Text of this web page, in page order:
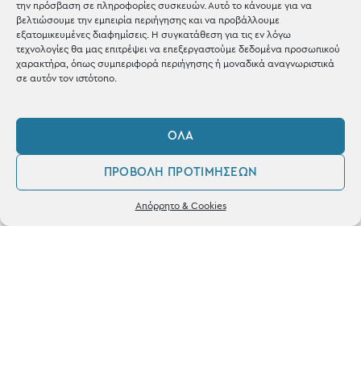
την πρόσβαση σε πληροφορίες συσκευών. Αυτό το κάνουμε για να
βελτιώσουμε την εμπειρία περιήγησης και να προβάλλουμε
εξατομικευμένες διαφημίσεις. Η συγκατάθεση για τις εν λόγω
τεχνολογίες θα μας επιτρέψει να επεξεργαστούμε δεδομένα προσωπικού
χαρακτήρα, όπως συμπεριφορά περιήγησης ή μοναδικά αναγνωριστικά
σε αυτόν τον ιστότοπο.
ΌΛΑ
ΠΡΟΒΟΛΉ ΠΡΟΤΙΜΉΣΕΩΝ
Απόρρητο & Cookies
Shop the look
ΚΑΤΑΣΤΗΜΑ
Σταθά 17, 38221 Βόλος
2421 217300
Δευ / Τετ / Σαβ: 09:00 - 15:00
0